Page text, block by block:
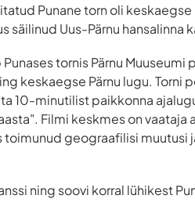
Punane torn oli
säilinud Uus-Pärnu hansalinna
tornis Pärnu
keskaegse Pärnu lugu. Torni
10-minutilist paikkonna
Filmi keskmes on vaataja
geograafilisi muutusi
ning soovi korral lühikest